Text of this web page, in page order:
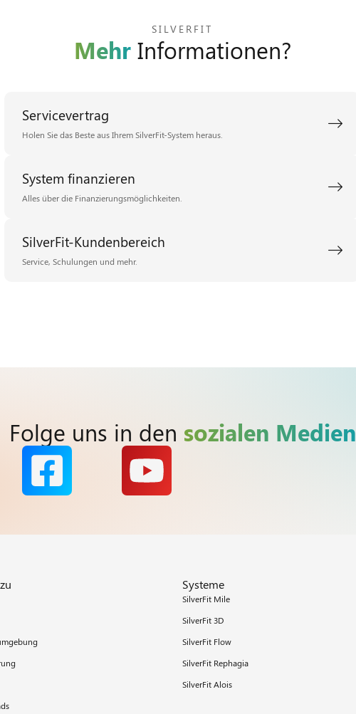
SILVERFIT
MehrInformationen?
Servicevertrag
Holen Sie das Beste aus Ihrem SilverFit-System heraus.
System finanzieren
Alles über die Finanzierungsmöglichkeiten.
SilverFit-Kundenbereich
Service, Schulungen und mehr.
Folge uns in den sozialen Medien
Systeme
SilverFit Mile
SilverFit 3D
SilverFit Flow
SilverFit Rephagia
SilverFit Alois